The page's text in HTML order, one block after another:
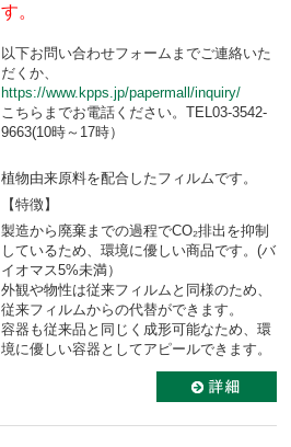
す。
以下お問い合わせフォームまでご連絡いた
だくか、
https://www.kpps.jp/papermall/inquiry/
こちらまでお電話ください。TEL03-3542-
9663(10時～17時）
植物由来原料を配合したフィルムです。
【特徴】
製造から廃棄までの過程でCO₂排出を抑制
しているため、環境に優しい商品です。(バ
イオマス5%未満）
外観や物性は従来フィルムと同様のため、
従来フィルムからの代替ができます。
容器も従来品と同じく成形可能なため、環
境に優しい容器としてアピールできます。